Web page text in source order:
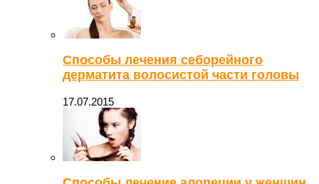
Способы лечения себорейного
дерматита волосистой части головы
17.07.2015